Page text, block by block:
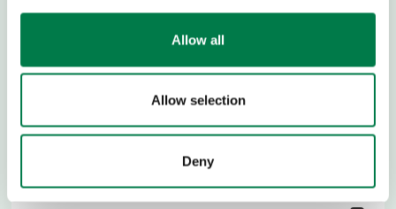
Allow all
Allow selection
Deny
CUENTA BANCARIA PARA DONAR